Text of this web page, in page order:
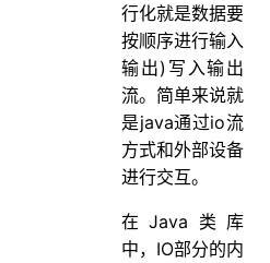
9. 什么是内核空间
10. 五种IO模型
5. IO多路转接（I/O multiplexing）
行化就是数据要
按顺序进行输入
输出)写入输出
流。简单来说就
是java通过io流
方式和外部设备
进行交互。
在Java类库
中，IO部分的内